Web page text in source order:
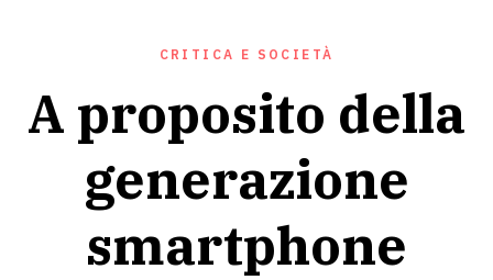
CRITICA E SOCIETÀ
A proposito della
generazione
smartphone